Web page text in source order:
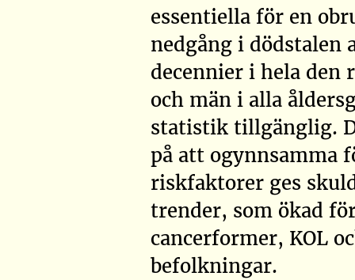
essentiella för en
nedgång i dödstalen
decennier i hela
och män i alla
statistik tillgänglig.
på att ogynnsamma
riskfaktorer ges
trender, som ökad
cancerformer, KOL
befolkningar.